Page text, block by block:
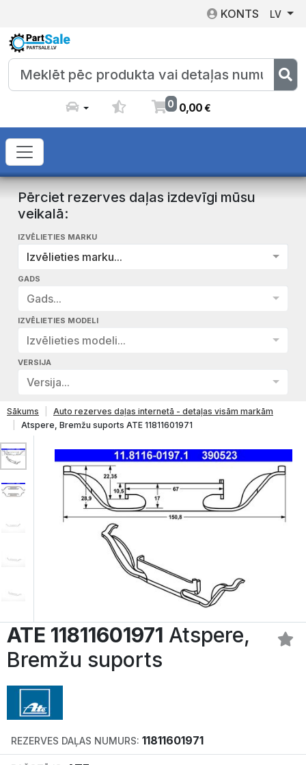
KONTS LV
0 0,00€
Pērciet rezerves daļas izdevīgi mūsu
veikalā:
IZVĒLIETIES MARKU
Izvēlieties marku...
GADS
Gads...
IZVĒLIETIES MODELI
Izvēlieties modeli...
VERSIJA
Versija...
Sākums
Auto rezerves daļas internetā - detaļas visām markām
Atspere, Bremžu suports ATE 11811601971
ATE 11811601971 Atspere,
Bremžu suports
REZERVES DAĻAS NUMURS: 11811601971